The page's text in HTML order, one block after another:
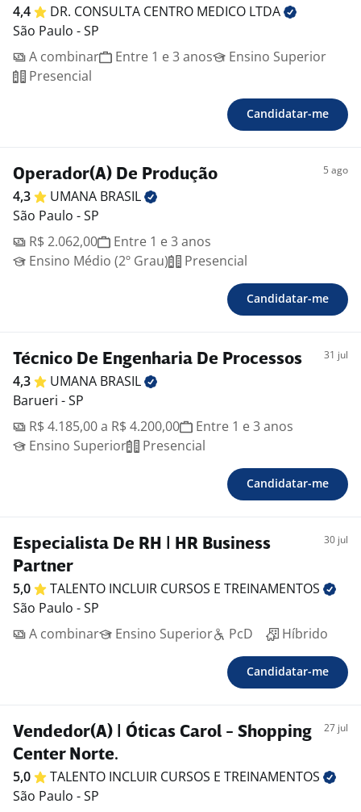
4,4 DR. CONSULTA CENTRO MEDICO LTDA
São Paulo - SP
A combinar
Entre 1 e 3 anos
Ensino Superior
Presencial
Candidatar-me
Operador(A) De Produção 5 ago
4,3 UMANA BRASIL
São Paulo - SP
R$ 2.062,00
Entre 1 e 3 anos
Ensino Médio (2º Grau)
Presencial
Candidatar-me
Técnico De Engenharia De Processos 31 jul
4,3 UMANA BRASIL
Barueri - SP
R$ 4.185,00 a R$ 4.200,00
Entre 1 e 3 anos
Ensino Superior
Presencial
Candidatar-me
Especialista De RH | HR Business
Partner
30 jul
5,0 TALENTO INCLUIR CURSOS E TREINAMENTOS
São Paulo - SP
A combinar
Ensino Superior PcD Híbrido
Candidatar-me
Vendedor(A) | Óticas Carol - Shopping
Center Norte.
27 jul
5,0 TALENTO INCLUIR CURSOS E TREINAMENTOS
São Paulo - SP